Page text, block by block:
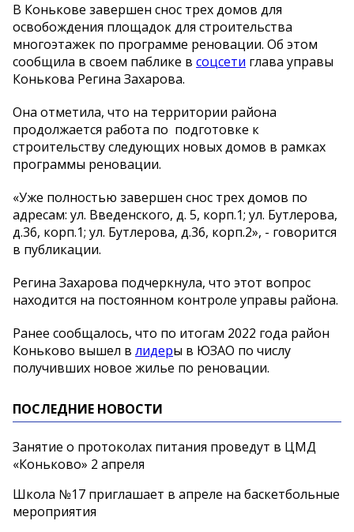
В Конькове завершен снос трех домов для
освобождения площадок для строительства
многоэтажек по программе реновации. Об этом
сообщила в своем паблике в соцсети глава управы
Конькова Регина Захарова.
Она отметила, что на территории района
продолжается работа по подготовке к
строительству следующих новых домов в рамках
программы реновации.
«Уже полностью завершен снос трех домов по
адресам: ул. Введенского, д. 5, корп.1; ул. Бутлерова,
д.36, корп.1; ул. Бутлерова, д.36, корп.2», - говорится
в публикации.
Регина Захарова подчеркнула, что этот вопрос
находится на постоянном контроле управы района.
Ранее сообщалось, что по итогам 2022 года район
Коньково вышел в лидеры в ЮЗАО по числу
получивших новое жилье по реновации.
ПОСЛЕДНИЕ НОВОСТИ
Занятие о протоколах питания проведут в ЦМД
«Коньково» 2 апреля
Школа №17 приглашает в апреле на баскетбольные
мероприятия